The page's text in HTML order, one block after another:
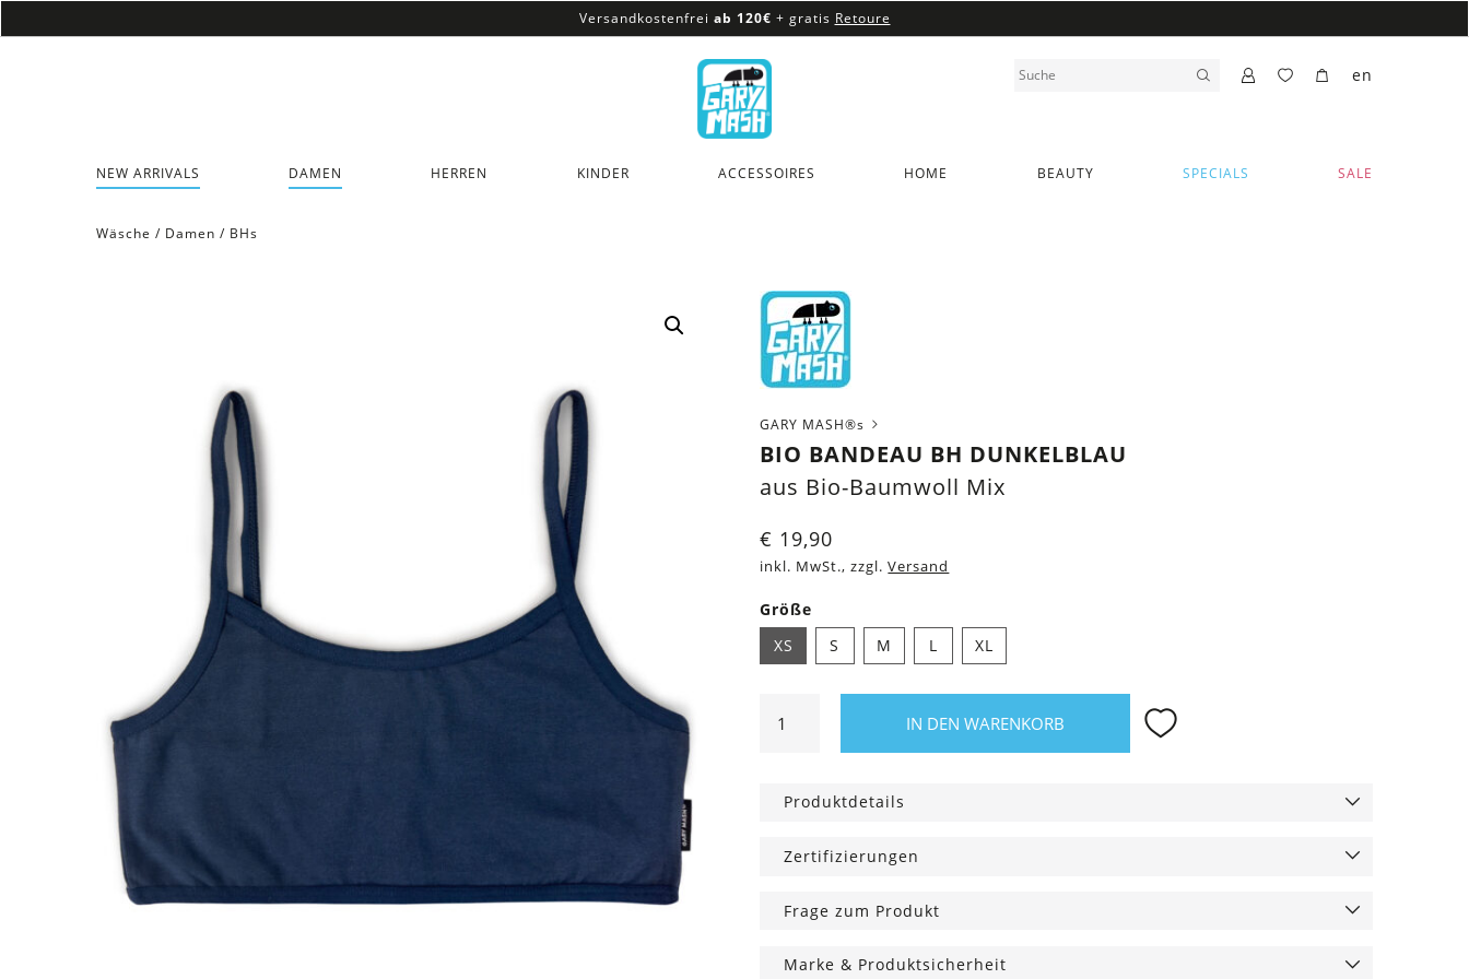
Versandkostenfrei ab 120€ + gratis Retoure
Versandkostenfreiab 120€
NEW ARRIVALS DAMEN HERREN KINDER ACCESSOIRES HOME BEAUTY SPECIALS SALE
en
Wäsche / Damen / BHs
GARY MASH®s
BIO BANDEAU BH DUNKELBLAU
aus Bio-Baumwoll Mix
€ 19,90
inkl. MwSt., zzgl. Versand
Größe
XS
S M L XL
Bandeau
Menge
IN DEN WARENKORB
Produktdetails
Zertifizierungen
Frage zum Produkt
Marke & Produktsicherheit